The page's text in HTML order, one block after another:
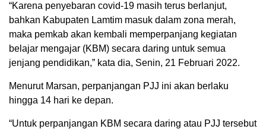
“Karena penyebaran covid-19 masih terus berlanjut,
bahkan Kabupaten Lamtim masuk dalam zona merah,
maka pemkab akan kembali memperpanjang kegiatan
belajar mengajar (KBM) secara daring untuk semua
jenjang pendidikan,” kata dia, Senin, 21 Februari 2022.
Menurut Marsan, perpanjangan PJJ ini akan berlaku
hingga 14 hari ke depan.
“Untuk perpanjangan KBM secara daring atau PJJ tersebut